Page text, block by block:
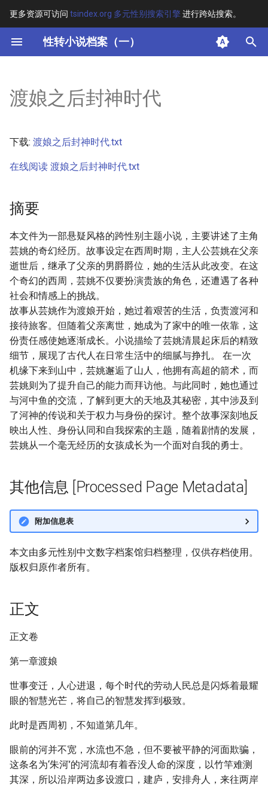
更多资源可访问 tsindex.org 多元性别搜索引擎进行跨站搜索。
性转小说档案（一）
键
开
搜
索
其他信息 [Processed Page
渡娘之后封神时代
下载: 渡娘之后封神时代.txt
在线阅读 渡娘之后封神时代.txt
摘要
本文件为一部悬疑风格的跨性别主题小说，主要讲述了主角
芸姚的奇幻经历。故事设定在西周时期，主人公芸姚在父亲
逝世后，继承了父亲的男爵爵位，她的生活从此改变。在这
个奇幻的西周，芸姚不仅要扮演贵族的角色，还遭遇了各种
社会和情感上的挑战。
故事从芸姚作为渡娘开始，她过着艰苦的生活，负责渡河和
接待旅客。但随着父亲离世，她成为了家中的唯一依靠，这
份责任感使她逐渐成长。小说描绘了芸姚清晨起床后的精致
细节，展现了古代人在日常生活中的细腻与挣扎。 在一次
机缘下来到山中，芸姚邂逅了山人，他拥有高超的箭术，而
芸姚则为了提升自己的能力而拜访他。与此同时，她也通过
与河中鱼的交流，了解到更大的天地及其秘密，其中涉及到
了河神的传说和关于权力与身份的探讨。整个故事深刻地反
映出人性、身份认同和自我探索的主题，随着剧情的发展，
芸姚从一个毫无经历的女孩成长为一个面对自我的勇士。
其他信息 [Processed Page Metadata]
附加信息表
本文由多元性别中文数字档案馆归档整理，仅供存档使用。
版权归原作者所有。
正文
正文卷
第一章渡娘
世事变迁，人心进退，每个时代的劳动人民总是闪烁着最耀
眼的智慧光芒，将自己的智慧发挥到极致。
此时是西周初，不知道第几年。
眼前的河并不宽，水流也不急，但不要被平静的河面欺骗，
这条名为‘朱河’的河流却有着吞没人命的深度，以竹竿难测
其深，所以沿岸两边多设渡口，建庐，安排舟人，来往两岸